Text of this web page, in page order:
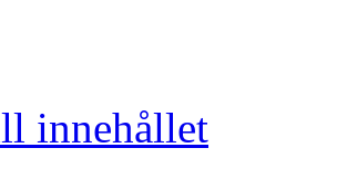
innehållet